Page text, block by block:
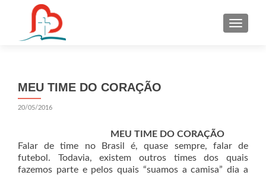
MEU TIME DO CORAÇÃO
20/05/2016
MEU TIME DO CORAÇÃO
Falar de time no Brasil é, quase sempre, falar de
futebol. Todavia, existem outros times dos quais
fazemos parte e pelos quais “suamos a camisa” dia a